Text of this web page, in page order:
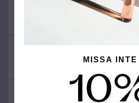
MISSA INTE